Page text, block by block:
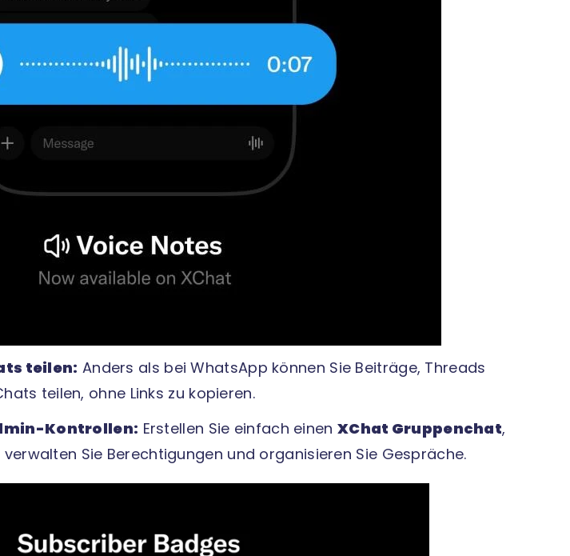
teilen: Anders als bei WhatsApp können Sie Beiträge, Threads
teilen, ohne Links zu kopieren.
Kontrollen: Erstellen Sie einfach einen XChat Gruppenchat,
Sie Berechtigungen und organisieren Sie Gespräche.